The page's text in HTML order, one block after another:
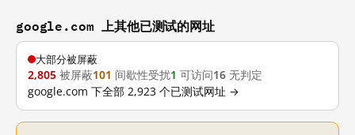
google.com 上其他已测试的网址
大部分被屏蔽
2,805 被屏蔽101 间歇性受扰1 可访问16 无判定
google.com 下全部 2,923 个已测试网址 →